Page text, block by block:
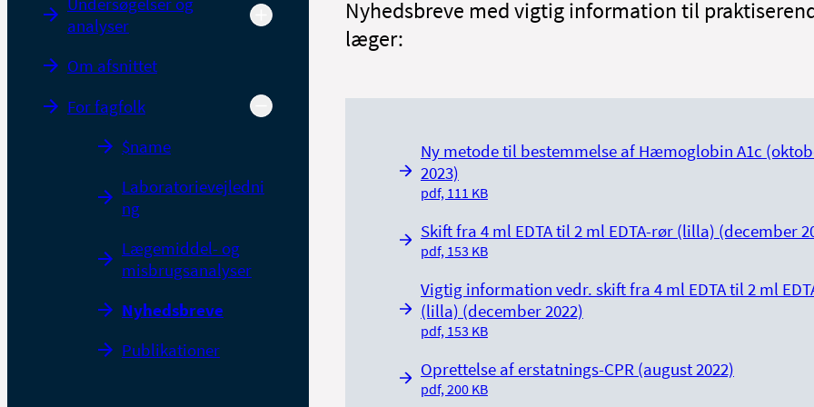
analyser
Om afsnittet
For fagfolk
$name
Laboratorievejledni
ng
Lægemiddel- og
misbrugsanalyser
Nyhedsbreve
Publikationer
Nyhedsbreve med vigtig information til
læger:
Ny metode til bestemmelse af Hæmoglobin A1c
2023)
pdf, 111 KB
Skift fra 4 ml EDTA til 2 ml EDTA-rør (lilla) (december
pdf, 153 KB
Vigtig information vedr. skift fra 4 ml EDTA til 2 ml
(lilla) (december 2022)
pdf, 153 KB
Oprettelse af erstatnings-CPR (august 2022)
pdf, 200 KB